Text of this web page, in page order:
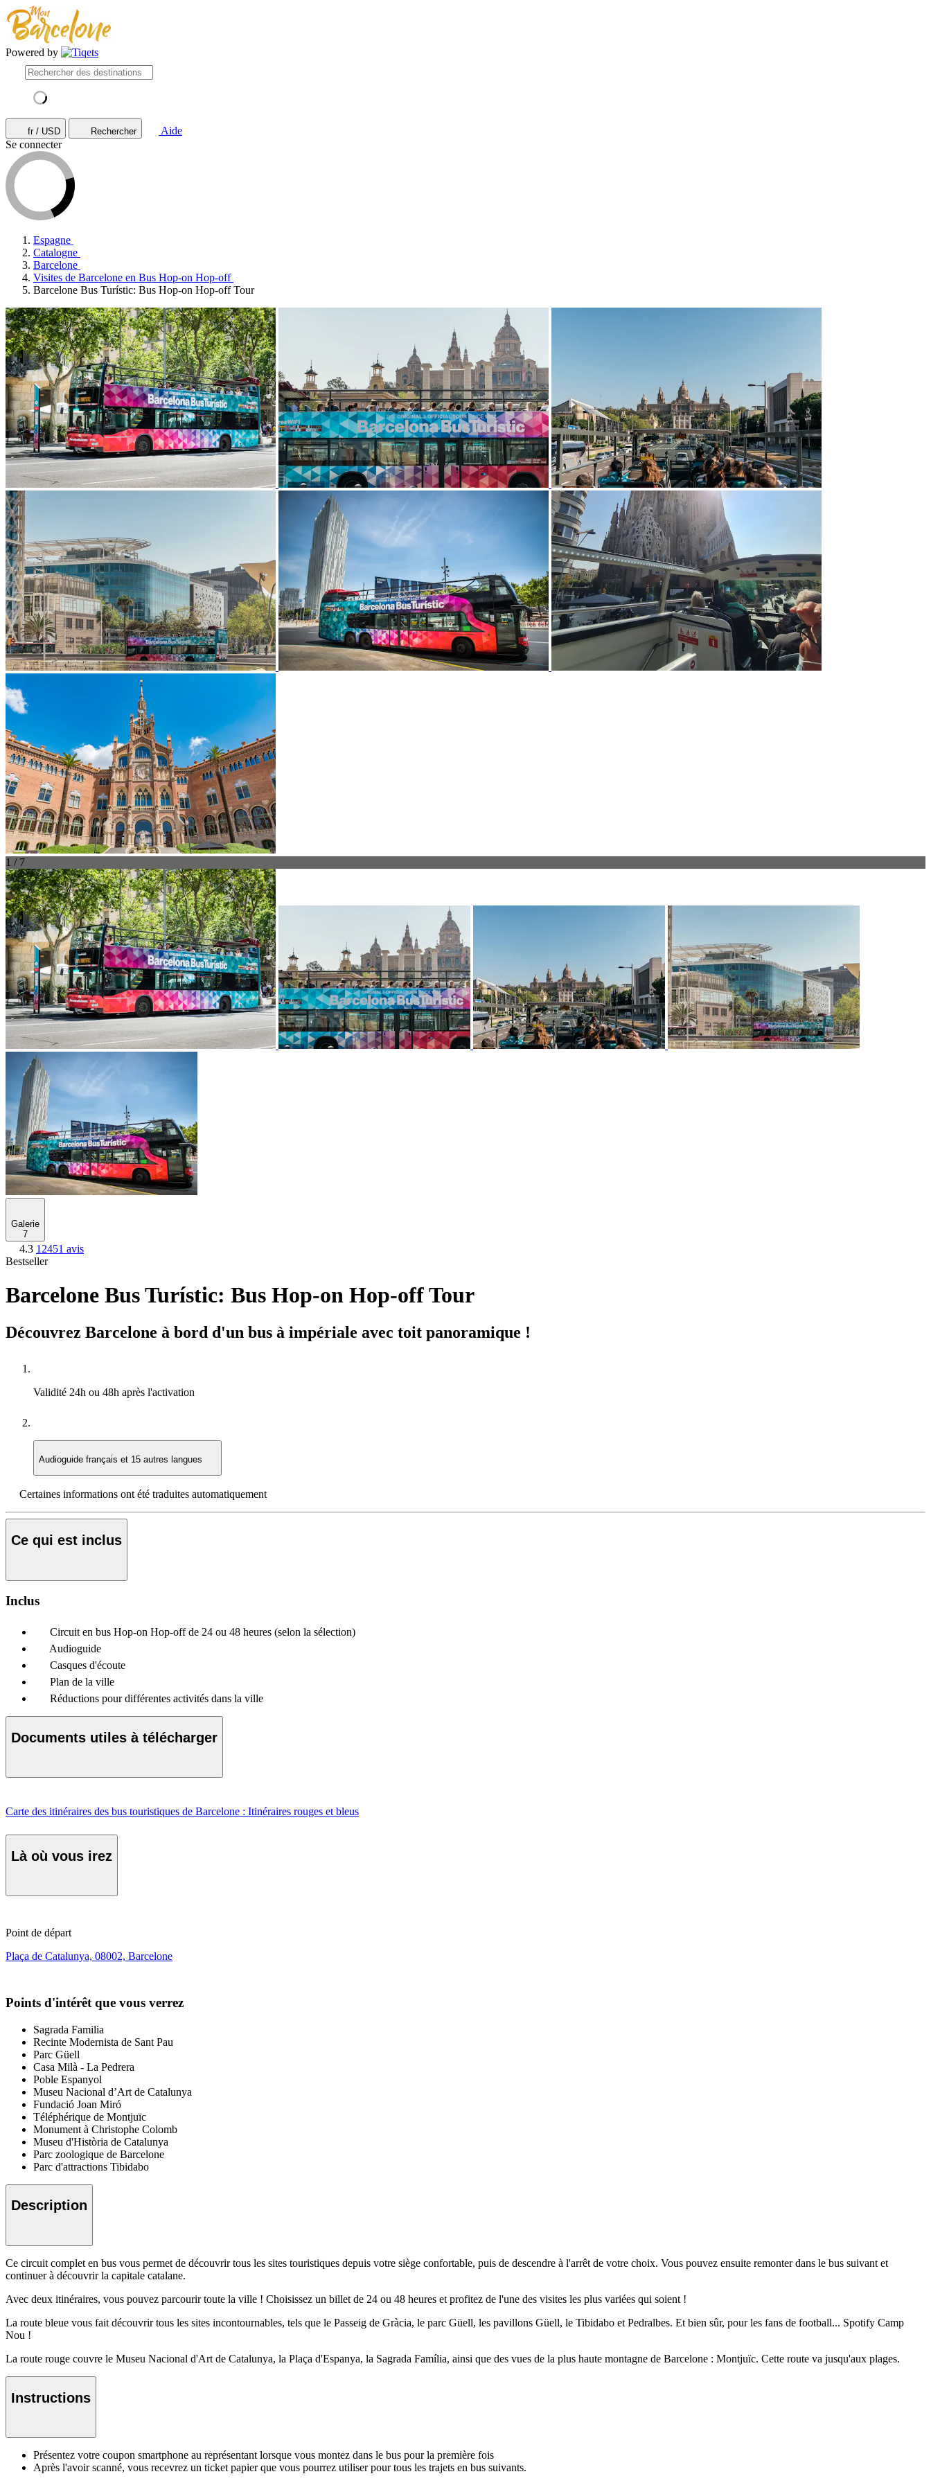
Powered by
fr / USD Rechercher
Aide
Se connecter
Espagne
Catalogne
Barcelone
Visites de Barcelone en Bus Hop-on Hop-off
Barcelone Bus Turístic: Bus Hop-on Hop-off Tour
1 / 7
Galerie
7
4.3 12451 avis
Bestseller
Barcelone Bus Turístic: Bus Hop-on Hop-off Tour
Découvrez Barcelone à bord d'un bus à impériale avec toit panoramique !
Validité 24h ou 48h après l'activation
Audioguide français et 15 autres langues
Certaines informations ont été traduites automatiquement
Ce qui est inclus
Inclus
Circuit en bus Hop-on Hop-off de 24 ou 48 heures (selon la sélection)
Audioguide
Casques d'écoute
Plan de la ville
Réductions pour différentes activités dans la ville
Documents utiles à télécharger
Carte des itinéraires des bus touristiques de Barcelone : Itinéraires rouges et bleus
Là où vous irez
Point de départ
Plaça de Catalunya, 08002, Barcelone
Points d'intérêt que vous verrez
Sagrada Familia
Recinte Modernista de Sant Pau
Parc Güell
Casa Milà - La Pedrera
Poble Espanyol
Museu Nacional d’Art de Catalunya
Fundació Joan Miró
Téléphérique de Montjuïc
Monument à Christophe Colomb
Museu d'Història de Catalunya
Parc zoologique de Barcelone
Parc d'attractions Tibidabo
Description
Ce circuit complet en bus vous permet de découvrir tous les sites touristiques depuis votre siège confortable, puis de descendre à l'arrêt de votre choix. Vous pouvez ensuite remonter dans le bus suivant et
continuer à découvrir la capitale catalane.
Avec deux itinéraires, vous pouvez parcourir toute la ville ! Choisissez un billet de 24 ou 48 heures et profitez de l'une des visites les plus variées qui soient !
La route bleue vous fait découvrir tous les sites incontournables, tels que le Passeig de Gràcia, le parc Güell, les pavillons Güell, le Tibidabo et Pedralbes. Et bien sûr, pour les fans de football... Spotify Camp
Nou !
La route rouge couvre le Museu Nacional d'Art de Catalunya, la Plaça d'Espanya, la Sagrada Família, ainsi que des vues de la plus haute montagne de Barcelone : Montjuïc. Cette route va jusqu'aux plages.
Instructions
Présentez votre coupon smartphone au représentant lorsque vous montez dans le bus pour la première fois
Après l'avoir scanné, vous recevrez un ticket papier que vous pourrez utiliser pour tous les trajets en bus suivants.